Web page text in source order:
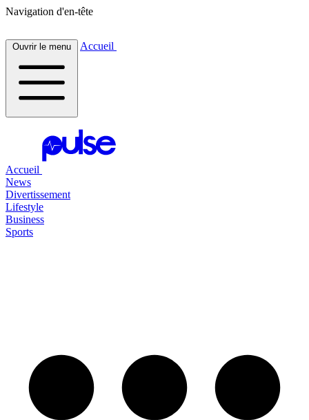
Navigation d'en-tête
Ouvrir le menu Accueil
Accueil
News
Divertissement
Lifestyle
Business
Sports